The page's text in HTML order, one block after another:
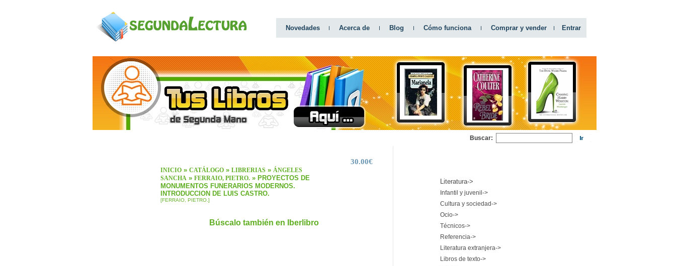
Novedades Acerca de Blog Cómo funciona Comprar y vender Entrar
Buscar:
INICIO» CATÁLOGO» LIBRERIAS» ÁNGELES
SANCHA» FERRAIO, PIETRO.» PROYECTOS DE
MONUMENTOS FUNERARIOS MODERNOS.
INTRODUCCION DE LUIS CASTRO.
[FERRAIO, PIETRO.]
30.00€
Búscalo también en Iberlibro
Literatura->
Infantil y juvenil->
Cultura y sociedad->
Ocio->
Técnicos->
Referencia->
Literatura extranjera->
Libros de texto->